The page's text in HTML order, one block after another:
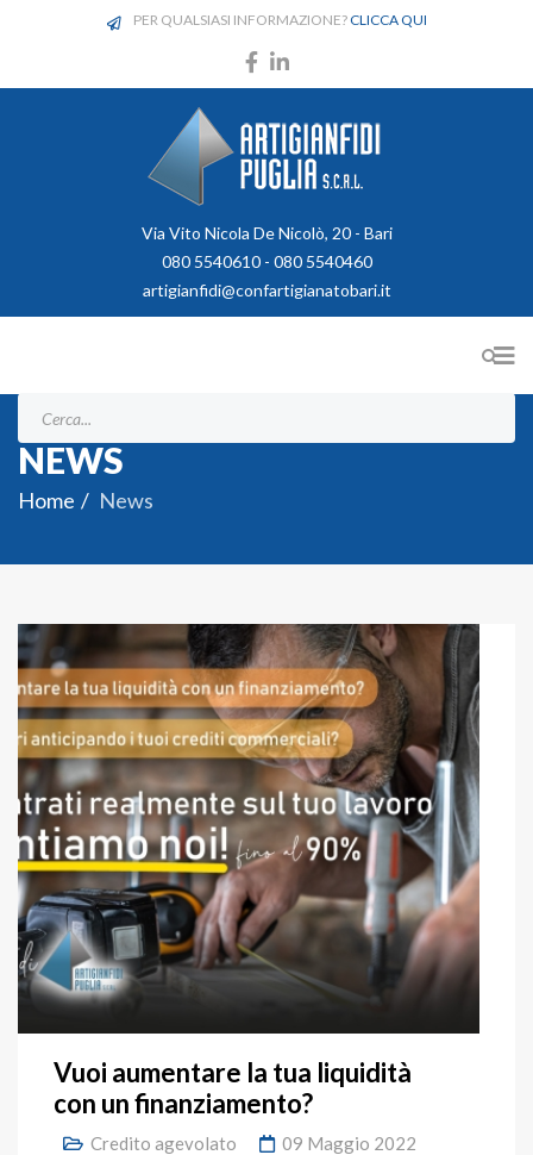
PER QUALSIASI INFORMAZIONE?CLICCA QUI
Via Vito Nicola De Nicolò, 20 - Bari
080 5540610 - 080 5540460
artigianfidi@confartigianatobari.it
NEWS
Home News
Vuoi aumentare la tua liquidità
con un finanziamento?
Credito agevolato 09 Maggio 2022